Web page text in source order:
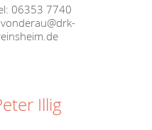
06353 7740
Illig